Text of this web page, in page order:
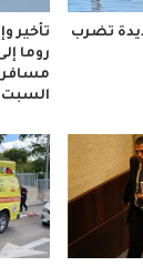
تضرب
تأخير
روما
مسافر
السبت